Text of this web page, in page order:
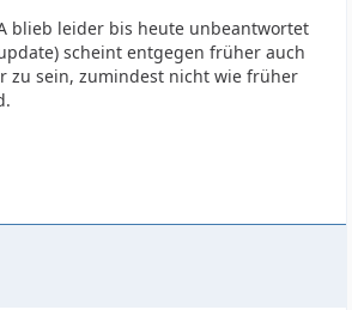
blieb leider bis heute unbeantwortet
scheint entgegen früher auch
zu sein, zumindest nicht wie früher